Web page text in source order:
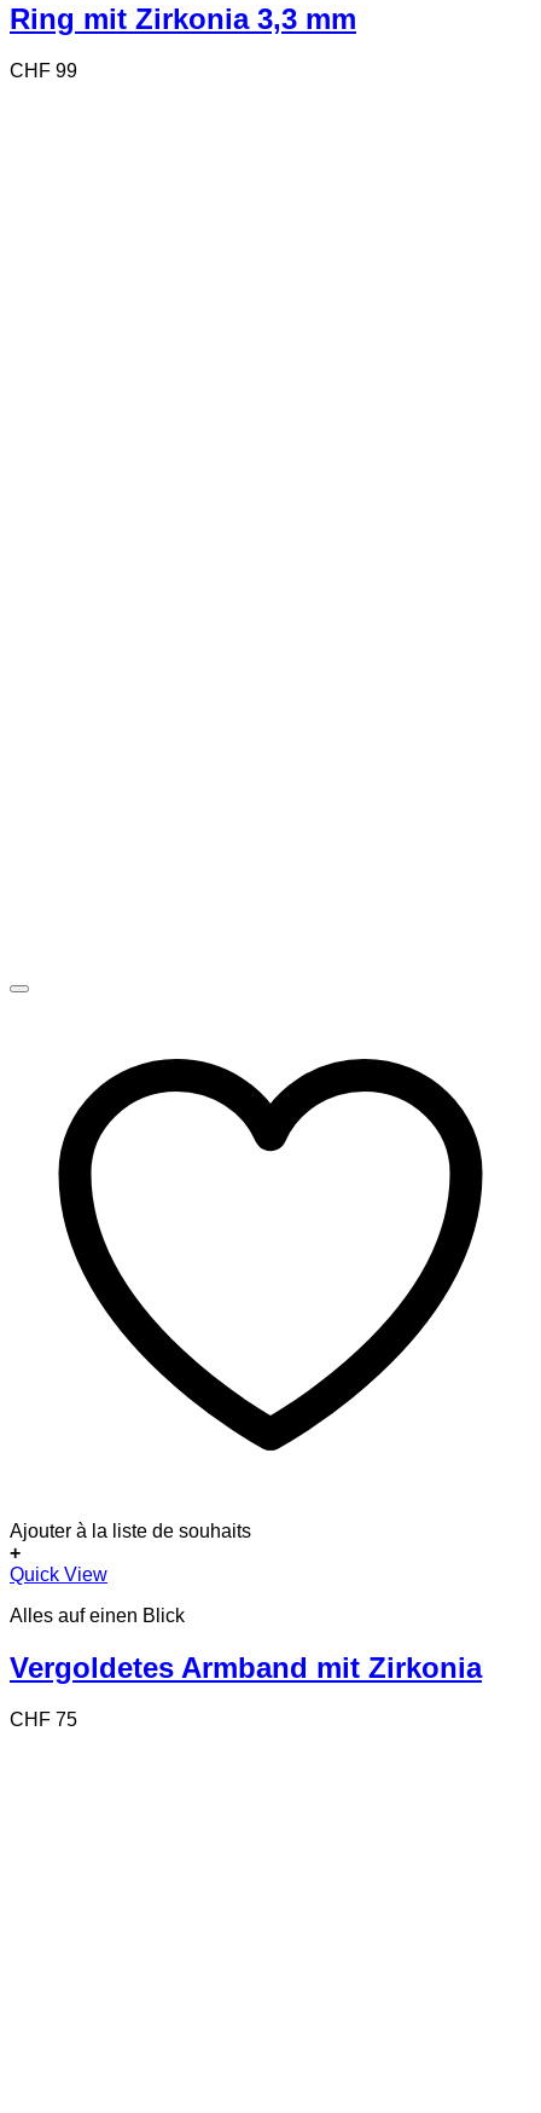
Varianten
auf.
Optionen
Ring mit Zirkonia 3,3 mm
CHF 99
Ajouter à la liste de souhaits
+
Quick View
Alles auf einen Blick
Vergoldetes Armband mit Zirkonia
CHF 75